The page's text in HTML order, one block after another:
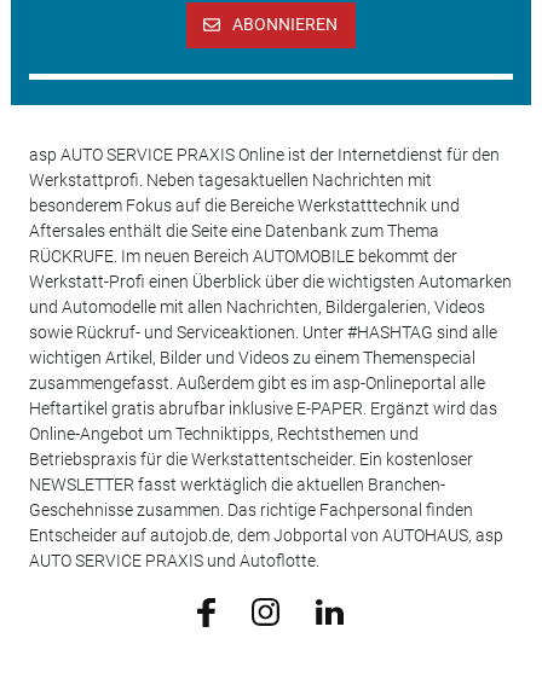
ABONNIEREN
asp AUTO SERVICE PRAXIS Online ist der Internetdienst für den
Werkstattprofi. Neben tagesaktuellen Nachrichten mit
besonderem Fokus auf die Bereiche Werkstatttechnik und
Aftersales enthält die Seite eine Datenbank zum Thema
RÜCKRUFE. Im neuen Bereich AUTOMOBILE bekommt der
Werkstatt-Profi einen Überblick über die wichtigsten Automarken
und Automodelle mit allen Nachrichten, Bildergalerien, Videos
sowie Rückruf- und Serviceaktionen. Unter #HASHTAG sind alle
wichtigen Artikel, Bilder und Videos zu einem Themenspecial
zusammengefasst. Außerdem gibt es im asp-Onlineportal alle
Heftartikel gratis abrufbar inklusive E-PAPER. Ergänzt wird das
Online-Angebot um Techniktipps, Rechtsthemen und
Betriebspraxis für die Werkstattentscheider. Ein kostenloser
NEWSLETTER fasst werktäglich die aktuellen Branchen-
Geschehnisse zusammen. Das richtige Fachpersonal finden
Entscheider auf autojob.de, dem Jobportal von AUTOHAUS, asp
AUTO SERVICE PRAXIS und Autoflotte.